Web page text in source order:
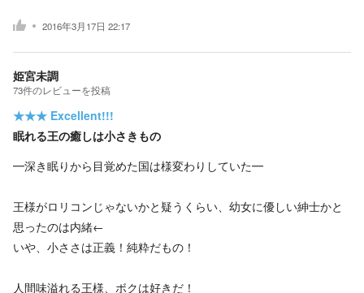
2016年3月17日 22:17
姫宮未調
73件のレビューを投稿
★★★ Excellent!!!
眠れる王の癒しは小さきもの
━深き眠りから目覚めた国は様変わりしていた━
王様がロリコンじゃないかと疑うくらい、幼女に優しい紳士かと
思ったのは内緒←
いや、小ささは正義！純粋だもの！
人間味溢れる王様、ボクは好きだ！